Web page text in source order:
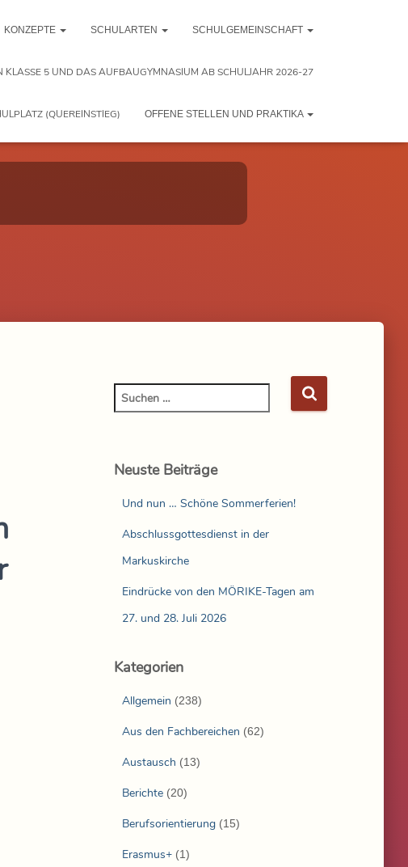
KONZEPTE SCHULARTEN SCHULGEMEINSCHAFT
KLASSE 5 UND DAS AUFBAUGYMNASIUM AB SCHULJAHR 2026-27
(QUEREINSTIEG) OFFENE STELLEN UND PRAKTIKA
Neuste Beiträge
Und nun … Schöne Sommerferien!
Abschlussgottesdienst in der
Markuskirche
Eindrücke von den MÖRIKE-Tagen am
27. und 28. Juli 2026
Kategorien
Allgemein (238)
Aus den Fachbereichen (62)
Austausch (13)
Berichte(20)
Berufsorientierung(15)
Erasmus+(1)